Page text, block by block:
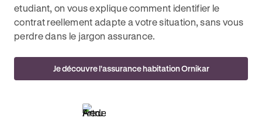
etudiant, on vous explique comment identifier le
contrat reellement adapte a votre situation, sans vous
perdre dans le jargon assurance.
Je découvre l'assurance habitation Ornikar